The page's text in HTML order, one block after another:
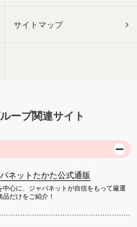
サイトマップ
ープ関連サイト
ネットたかた公式通販
中心に、ジャパネットが自信をもって厳選
品だけをご紹介！